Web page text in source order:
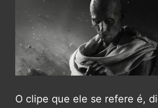
O clipe que ele se refere é,